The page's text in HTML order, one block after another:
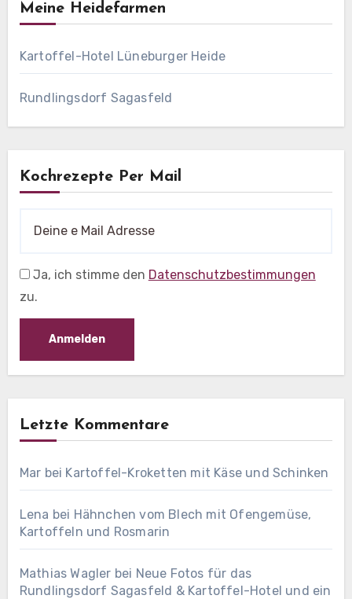
Meine Heidefarmen
Kartoffel-Hotel Lüneburger Heide
Rundlingsdorf Sagasfeld
Kochrezepte Per Mail
Ja, ich stimme den Datenschutzbestimmungen
zu.
Letzte Kommentare
Mar bei Kartoffel-Kroketten mit Käse und Schinken
Lena bei Hähnchen vom Blech mit Ofengemüse,
Kartoffeln und Rosmarin
Mathias Wagler bei Neue Fotos für das
Rundlingsdorf Sagasfeld & Kartoffel-Hotel und ein